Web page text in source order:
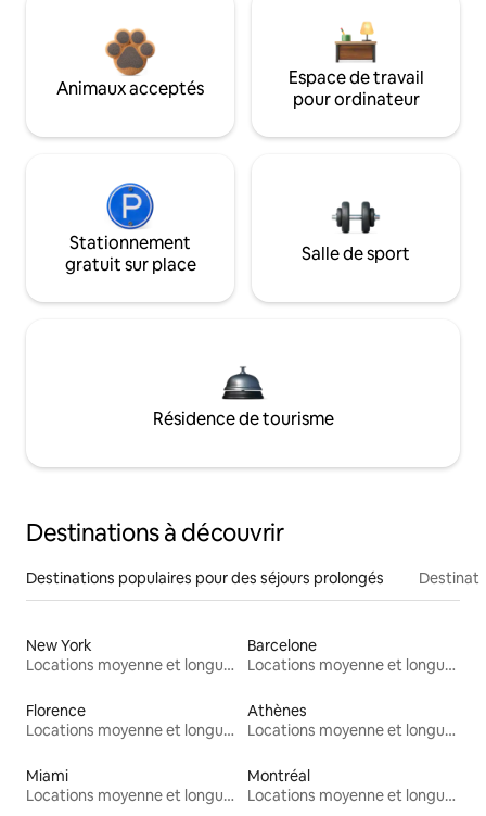
Animaux acceptés
Espace de travail
pour ordinateur
Stationnement
gratuit sur place
Salle de sport
Résidence de tourisme
Destinations à découvrir
Destinations populaires pour des séjours prolongés
New York
Locations moyenne et longue durée
Barcelone
Locations moyenne et longue durée
Florence
Locations moyenne et longue durée
Athènes
Locations moyenne et longue durée
Miami
Locations moyenne et longue durée
Montréal
Locations moyenne et longue durée